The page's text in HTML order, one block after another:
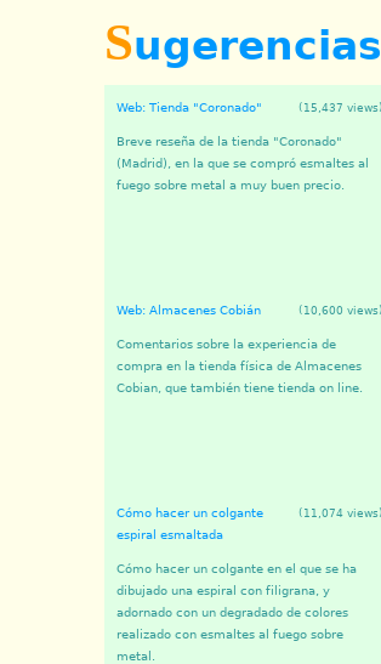
Sugerencias
(15,437
Web: Tienda "Coronado"
Breve reseña de la tienda "Coronado"
(Madrid), en la que se compró esmaltes al
fuego sobre metal a muy buen precio.
(10,600
Web: Almacenes Cobián
Comentarios sobre la experiencia de
compra en la tienda física de Almacenes
Cobian, que también tiene tienda on line.
(11,074
Cómo hacer un colgante
espiral esmaltada
Cómo hacer un colgante en el que se ha
dibujado una espiral con filigrana, y
adornado con un degradado de colores
realizado con esmaltes al fuego sobre
metal.